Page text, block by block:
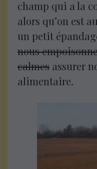
champ qui a la
alors qu’on est
un petit
nous
calmes assurer
alimentaire.